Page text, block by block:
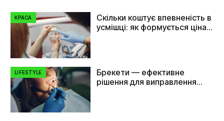
КРАСА
Скільки коштує впевненість в
усмішці: як формується ціна
LIFESTYLE
Брекети — ефективне
рішення для виправлення